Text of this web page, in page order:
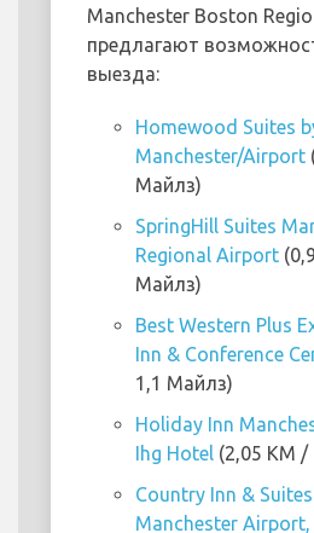
Manchester Boston
предлагают
выезда:
Homewood Suites
Manchester/Airport
Майлз)
SpringHill Suites
Regional Airport
Майлз)
Best Western Plus
Inn & Conference
1,1 Майлз)
Holiday Inn
Ihg Hotel (2,05 KM
Country Inn &
Manchester Airport,